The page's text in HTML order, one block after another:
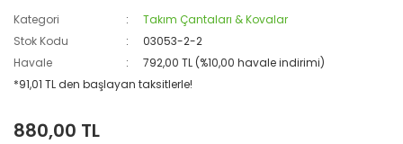
Kategori
Takım Çantaları & Kovalar
Stok Kodu
03053-2-2
Havale
792,00 TL (%10,00 havale indirimi)
*91,01 TL den başlayan taksitlerle!
880,00 TL